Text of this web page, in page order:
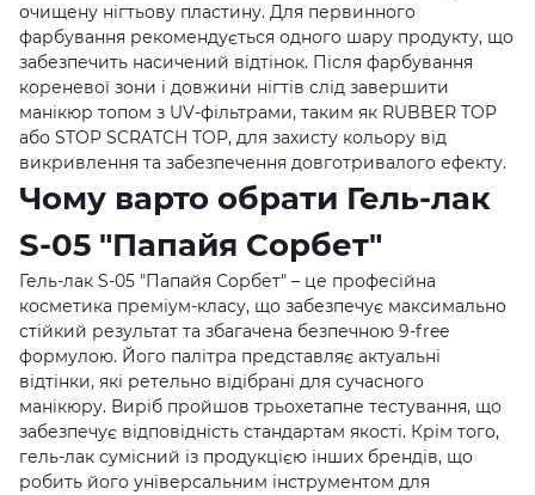
очищену нігтьову пластину. Для первинного
фарбування рекомендується одного шару продукту, що
забезпечить насичений відтінок. Після фарбування
кореневої зони і довжини нігтів слід завершити
манікюр топом з UV-фільтрами, таким як RUBBER TOP
або STOP SCRATCH TOP, для захисту кольору від
викривлення та забезпечення довготривалого ефекту.
Чому варто обрати Гель-лак
S-05 "Папайя Сорбет"
Гель-лак S-05 "Папайя Сорбет" – це професійна
косметика преміум-класу, що забезпечує максимально
стійкий результат та збагачена безпечною 9-free
формулою. Його палітра представляє актуальні
відтінки, які ретельно відібрані для сучасного
манікюру. Виріб пройшов трьохетапне тестування, що
забезпечує відповідність стандартам якості. Крім того,
гель-лак сумісний із продукцією інших брендів, що
робить його універсальним інструментом для